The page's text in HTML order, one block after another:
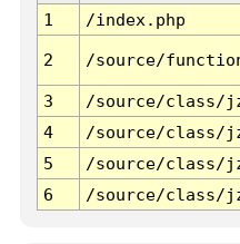
1
/index.php
2 /source/
3 /source/class/
4
/source/class/
5
/source/class/
6
/source/class/